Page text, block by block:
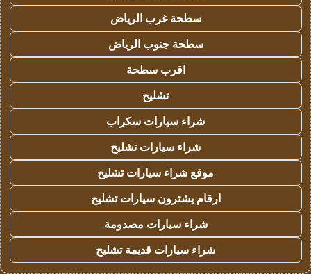
سطحة غرب الرياض
سطحة جنوب الرياض
اقرب سطحة
تشليح
شراء سيارات سكراب
شراء سيارات تشليح
موقع شراء سيارات تشليح
ارقام يشترون سيارات تشليح
شراء سيارات مصدومة
شراء سيارات قديمة تشليح